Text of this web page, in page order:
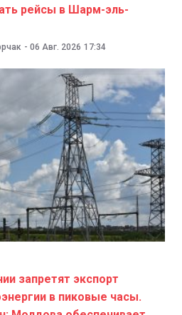
рейсы в Шарм-эль-
- 06 Авг. 2026 17:34
запретят экспорт
в пиковые часы.